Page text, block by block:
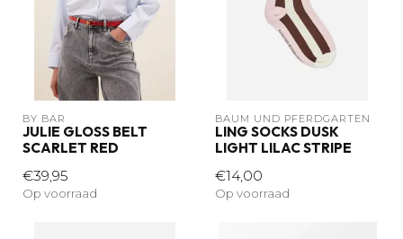
BY BAR
JULIE GLOSS BELT
SCARLET RED
€39,95
Op voorraad
BAUM UND PFERDGARTEN
LING SOCKS DUSK
LIGHT LILAC STRIPE
€14,00
Op voorraad